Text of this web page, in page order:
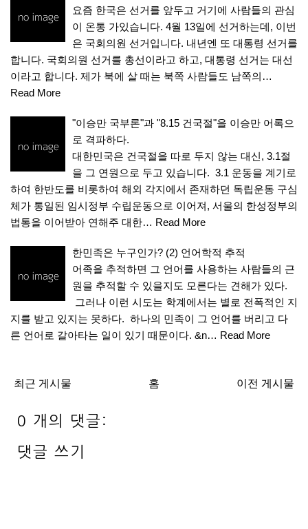
요즘 한국은 선거를 앞두고 거기에 사람들의 관심
이 온통 가있습니다. 4월 13일에 선거하는데, 이번
은 국회의원 선거입니다. 내년엔 또 대통령 선거를
합니다. 국회의원 선거를 총선이라고 하고, 대통령 선거는 대선
이라고 합니다. 제가 북에 살 때는 북쪽 사람들도 남쪽의…
Read More
"이승만 국부론"과 "8.15 건국절"을 이승만 어록으
로 격파하다.
대한민국은 건국절을 따로 두지 않는 대신, 3.1절
을 그 연원으로 두고 있습니다. 3.1 운동을 계기로
하여 한반도를 비롯하여 해외 각지에서 존재하던 독립운동 구심
체가 통일된 임시정부 수립운동으로 이어져, 서울의 한성정부의
법통을 이어받아 연해주 대한… Read More
한민족은 누구인가? (2) 언어학적 추적
어족을 추적하면 그 언어를 사용하는 사람들의 근
원을 추적할 수 있을지도 모른다는 견해가 있다.
그러나 이런 시도는 학계에서는 별로 전폭적인 지
지를 받고 있지는 못하다. 하나의 민족이 그 언어를 버리고 다
른 언어로 갈아타는 일이 있기 때문이다. &n… Read More
최근 게시물 이전 게시물
홈
0 개의 댓글:
댓글 쓰기